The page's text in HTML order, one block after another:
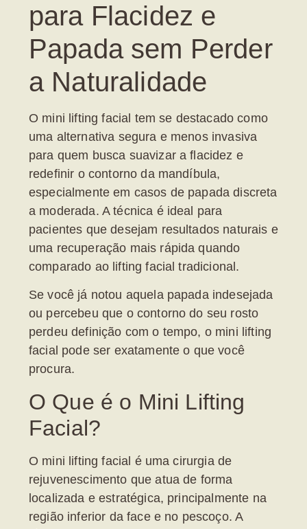
para Flacidez e
Papada sem Perder
a Naturalidade
O mini lifting facial tem se destacado como
uma alternativa segura e menos invasiva
para quem busca suavizar a flacidez e
redefinir o contorno da mandíbula,
especialmente em casos de papada discreta
a moderada. A técnica é ideal para
pacientes que desejam resultados naturais e
uma recuperação mais rápida quando
comparado ao lifting facial tradicional.
Se você já notou aquela papada indesejada
ou percebeu que o contorno do seu rosto
perdeu definição com o tempo, o mini lifting
facial pode ser exatamente o que você
procura.
O Que é o Mini Lifting
Facial?
O mini lifting facial é uma cirurgia de
rejuvenescimento que atua de forma
localizada e estratégica, principalmente na
região inferior da face e no pescoço. A